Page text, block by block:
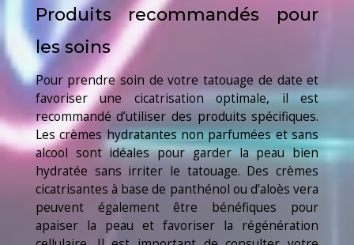
Produits recommandés pour
les soins
Pour prendre soin de votre tatouage de date et
favoriser une cicatrisation optimale, il est
recommandé d’utiliser des produits spécifiques.
Les crèmes hydratantes non parfumées et sans
alcool sont idéales pour garder la peau bien
hydratée sans irriter le tatouage. Des crèmes
cicatrisantes à base de panthénol ou d’aloès vera
peuvent également être bénéfiques pour
apaiser la peau et favoriser la régénération